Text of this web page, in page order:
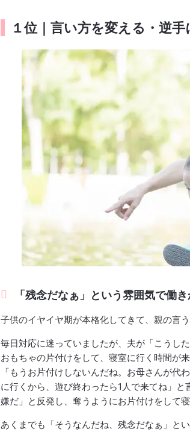
１位｜言い方を変える・逆手
「残念だなぁ」という雰囲気で働
子供のイヤイヤ期が本格化してきて、親の言
毎日対応に迷っていましたが、夫が「こうし
おもちゃの片付けをして、寝室に行く時間が
「もうお片付けしないんだね。お母さんが代
に行くから、遊び終わったら1人で来てね」
嫌だ」と反発し、奪うようにお片付けをして
あくまでも「そうなんだね、残念だなぁ」と